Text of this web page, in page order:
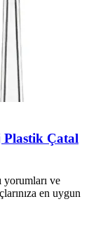
Plastik Çatal
yorumları ve
en uygun